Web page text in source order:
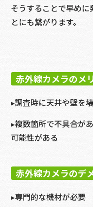
そうすることで早め
とにも繋がります。
赤外線カメラのメ
▸調査時に天井や壁を
▸複数箇所で不具合が
可能性がある
赤外線カメラのデ
▸専門的な機材が必要